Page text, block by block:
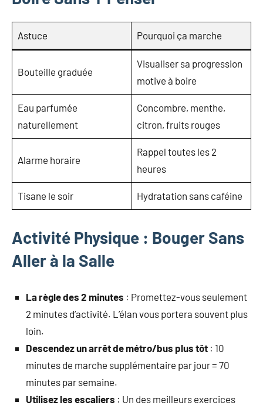
Astuce Pourquoi ça marche
Bouteille graduée
Visualiser sa progression
motive à boire
Eau parfumée
naturellement
Concombre, menthe,
citron, fruits rouges
Alarme horaire
Rappel toutes les 2
heures
Tisane le soir Hydratation sans caféine
Activité Physique : Bouger Sans
Aller à la Salle
La règle des 2 minutes : Promettez-vous seulement
2 minutes d’activité. L’élan vous portera souvent plus
loin.
Descendez un arrêt de métro/bus plus tôt : 10
minutes de marche supplémentaire par jour = 70
minutes par semaine.
Utilisez les escaliers : Un des meilleurs exercices